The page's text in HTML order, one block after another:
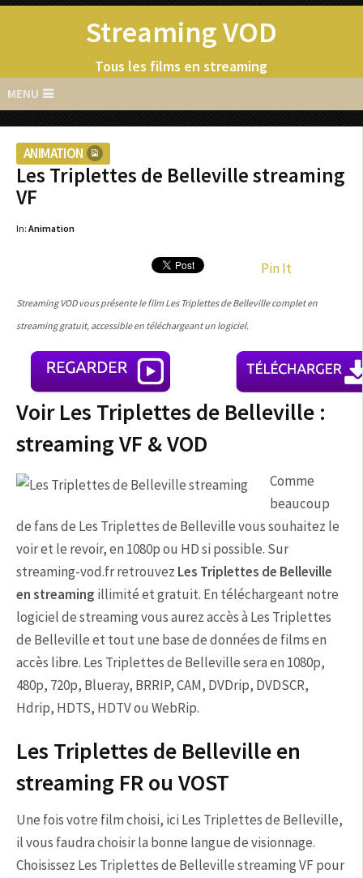
Streaming VOD
Tous les films en streaming
MENU
ANIMATION
Les Triplettes de Belleville streaming
VF
In: Animation
Pin It
Streaming VOD vous présente le film Les Triplettes de Belleville complet en
streaming gratuit, accessible en téléchargeant un logiciel.
Voir Les Triplettes de Belleville :
streaming VF & VOD
Comme
beaucoup
de fans de Les Triplettes de Belleville vous souhaitez le
voir et le revoir, en 1080p ou HD si possible. Sur
streaming-vod.fr retrouvez Les Triplettes de Belleville
en streaming illimité et gratuit. En téléchargeant notre
logiciel de streaming vous aurez accès à Les Triplettes
de Belleville et tout une base de données de films en
accès libre. Les Triplettes de Belleville sera en 1080p,
480p, 720p, Blueray, BRRIP, CAM, DVDrip, DVDSCR,
Hdrip, HDTS, HDTV ou WebRip.
Les Triplettes de Belleville en
streaming FR ou VOST
Une fois votre film choisi, ici Les Triplettes de Belleville,
il vous faudra choisir la bonne langue de visionnage.
Choisissez Les Triplettes de Belleville streaming VF pour